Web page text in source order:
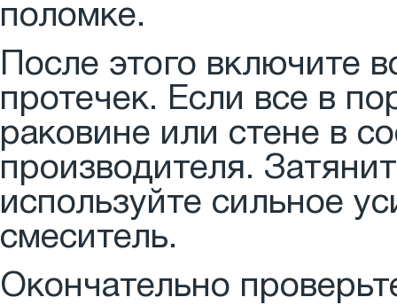
поломке.
После этого включите
протечек. Если все в
раковине или стене в
производителя.
используйте сильное
смеситель.
Окончательно